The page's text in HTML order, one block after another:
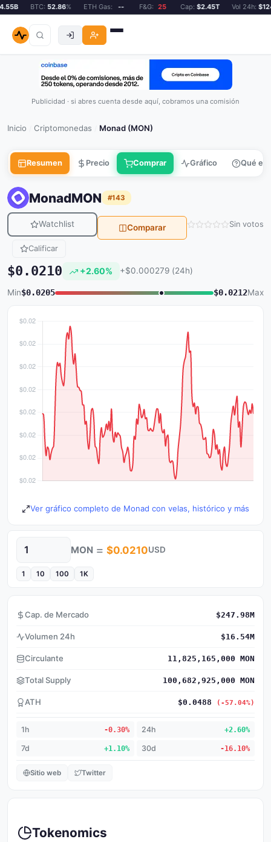
BTC:52.86% ETH Gas: -- F&G: 25 Cap:$2.45T Vol 24h:
Publicidad · si abres cuenta desde aquí, cobramos una comisión
Inicio Criptomonedas Monad (MON)
Resumen Precio Comprar Gráfico Qué es
MonadMON #143
Watchlist Comparar Sin votos
Calificar
$0.0210 +2.60% +$0.000279 (24h)
Min$0.0205 $0.0212Max
Ver gráfico completo de Monad con velas, histórico y más
Cantidad MON = $0.0210USD
1 10 100 1K
Cap. de Mercado $247.98M
Volumen 24h $16.54M
Circulante 11,825,165,000 MON
Total Supply 100,682,925,000 MON
ATH $0.0488 (-57.04%)
1h -0.30% 24h +2.60%
7d +1.10% 30d -16.10%
Sitio web Twitter
Tokenomics